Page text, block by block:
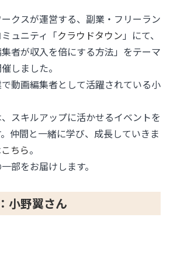
クスが運営する、副業・フリーラン
ュニティ「クラウドタウン 」にて、
者が収入を倍にする方法」をテーマ
しました。
動画編集者として活躍されている小
スキルアップに活かせるイベントを
仲間と一緒に学び、成長していきま
こちら。
部をお届けします。
小野翼さん